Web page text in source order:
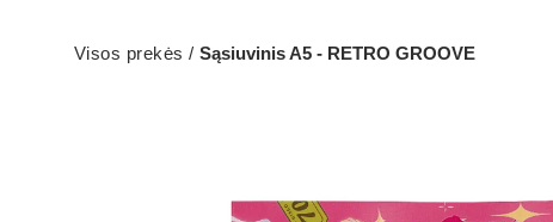
Visos prekės / Sąsiuvinis A5 - RETRO GROOVE